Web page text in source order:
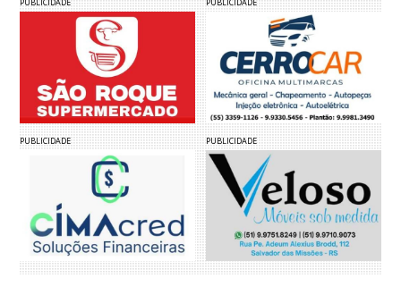
PUBLICIDADE PUBLICIDADE
PUBLICIDADE PUBLICIDADE